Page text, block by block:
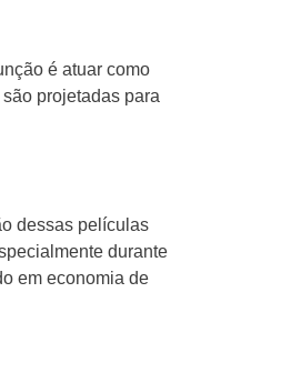
é atuar como
projetadas para
dessas películas
durante
em economia de